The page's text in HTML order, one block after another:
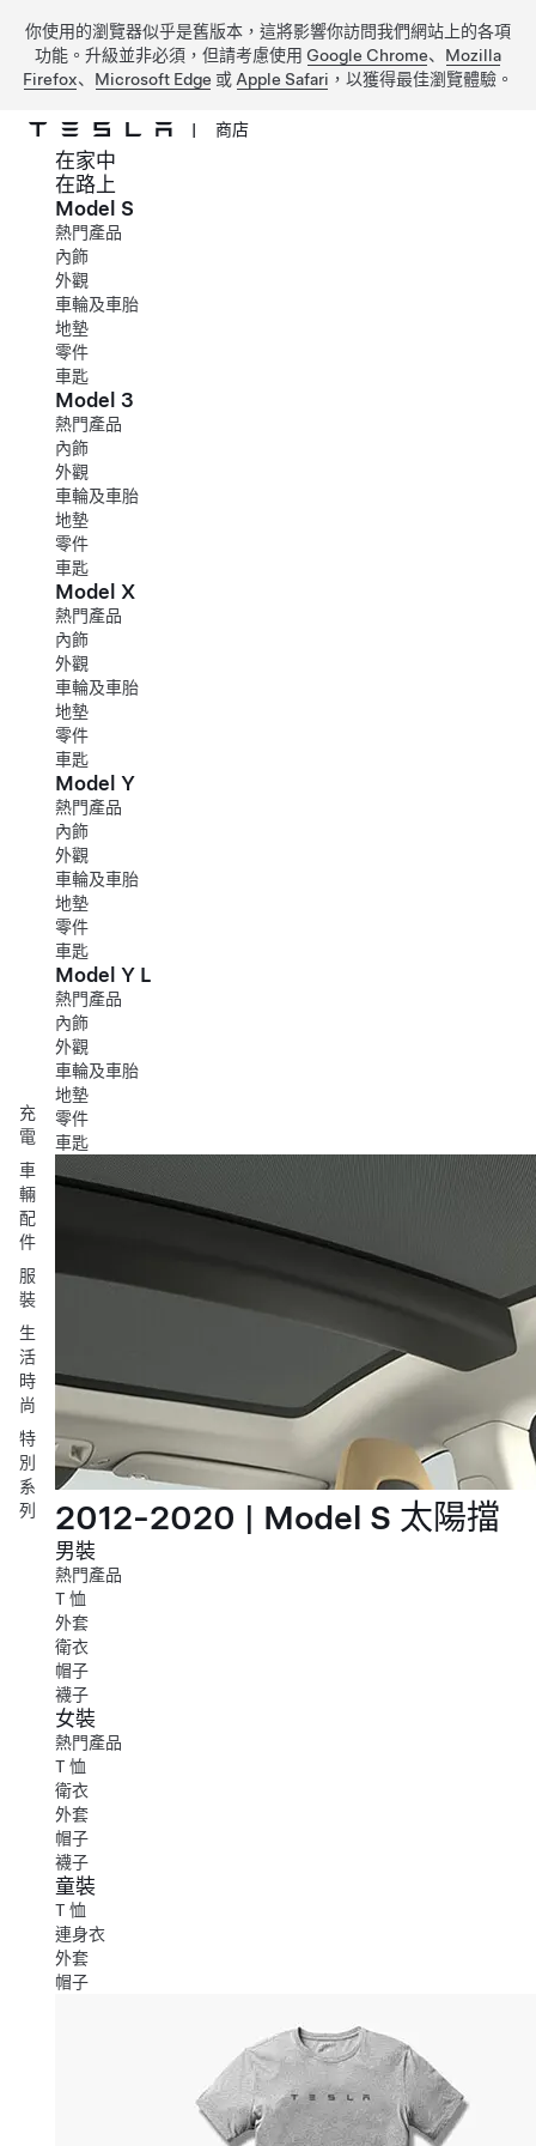
你使用的瀏覽器似乎是舊版本，這將影響你訪問我們網站上的各項
功能。升級並非必須，但請考慮使用 Google Chrome、 Mozilla
Firefox、 Microsoft Edge 或 Apple Safari ，以獲得最佳瀏覽體驗。
跳到主要內容
| 商店
充
電
車
輛
配
件
服
裝
生
活
時
尚
特
別
系
列
在家中
在路上
Model S
熱門產品
內飾
外觀
車輪及車胎
地墊
零件
車匙
Model 3
熱門產品
內飾
外觀
車輪及車胎
地墊
零件
車匙
Model X
熱門產品
內飾
外觀
車輪及車胎
地墊
零件
車匙
Model Y
熱門產品
內飾
外觀
車輪及車胎
地墊
零件
車匙
Model Y L
熱門產品
內飾
外觀
車輪及車胎
地墊
零件
車匙
2012-2020 | Model S 太陽擋
男裝
熱門產品
T 恤
外套
衛衣
帽子
襪子
女裝
熱門產品
T 恤
衛衣
外套
帽子
襪子
童裝
T 恤
連身衣
外套
帽子